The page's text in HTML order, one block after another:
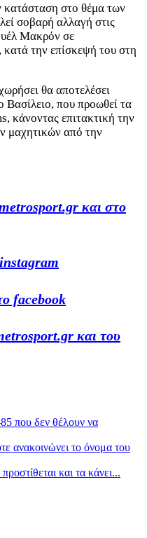
κατάσταση στο θέμα των
σοβαρή αλλαγή στις
Μακρόν σε
την επίσκεψή του στη
θα αποτελέσει
που προωθεί τα
κάνοντας επιτακτική την
μαχητικών από την
και στο
facebook
και του
που δεν θέλουν να
ανακοινώνει το όνομα του
και τα κάνει...